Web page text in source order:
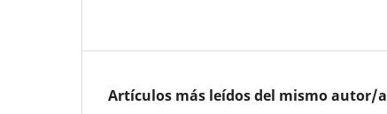
Artículos más leídos del mismo autor/a